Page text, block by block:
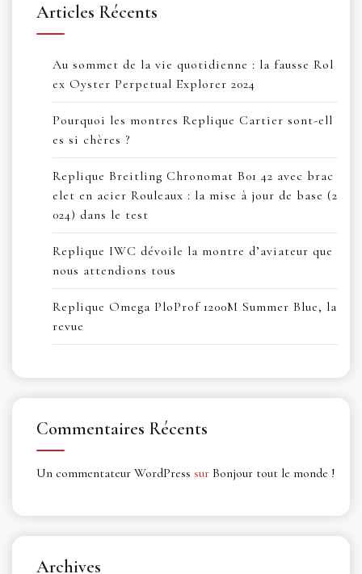
Articles Récents
Au sommet de la vie quotidienne : la fausse Rol
ex Oyster Perpetual Explorer 2024
Pourquoi les montres Replique Cartier sont-ell
es si chères ?
Replique Breitling Chronomat B01 42 avec brac
elet en acier Rouleaux : la mise à jour de base (2
024) dans le test
Replique IWC dévoile la montre d’aviateur que
nous attendions tous
Replique Omega PloProf 1200M Summer Blue, la
revue
Commentaires Récents
Un commentateur WordPress sur Bonjour tout le monde !
Archives